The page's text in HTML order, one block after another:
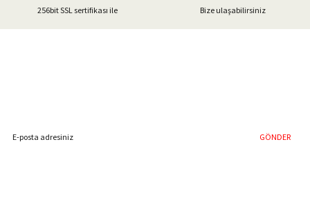
Gönder
256bit SSL sertifikası ile
Bize ulaşabilirsiniz
GÖNDER